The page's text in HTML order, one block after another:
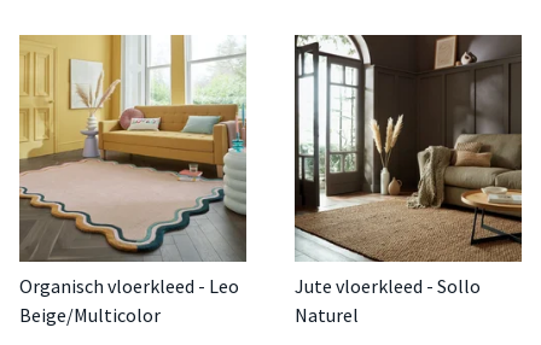
Organisch vloerkleed - Leo
Beige/Multicolor
Jute vloerkleed - Sollo
Naturel